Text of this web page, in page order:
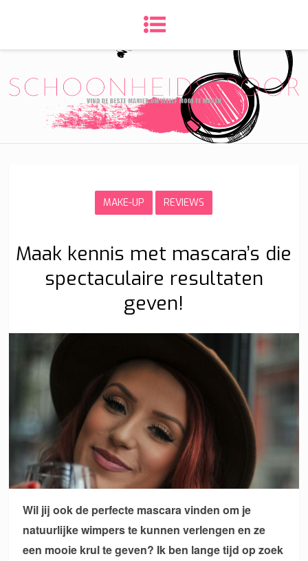
MAKE-UP REVIEWS
Maak kennis met mascara’s die
spectaculaire resultaten
geven!
Wil jij ook de perfecte mascara vinden om je
natuurlijke wimpers te kunnen verlengen en ze
een mooie krul te geven? Ik ben lange tijd op zoek